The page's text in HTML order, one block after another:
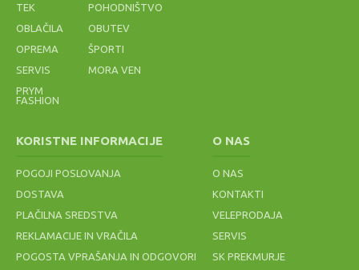
TEK
POHODNIŠTVO
OBLAČILA
OBUTEV
OPREMA
ŠPORTI
SERVIS
MORA VEN
PRYM
FASHION
KORISTNE INFORMACIJE
POGOJI POSLOVANJA
DOSTAVA
PLAČILNA SREDSTVA
REKLAMACIJE IN VRAČILA
POGOSTA VPRAŠANJA IN ODGOVORI
O NAS
O NAS
KONTAKTI
VELEPRODAJA
SERVIS
SK PREKMURJE